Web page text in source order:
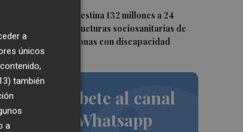
La Generalitat destina 132 millones a 24
nuevas infraestructuras sociosanitarias de
mayores y personas con discapacidad
Suscríbete al canal
de Whatsapp
a
únicos
también
a